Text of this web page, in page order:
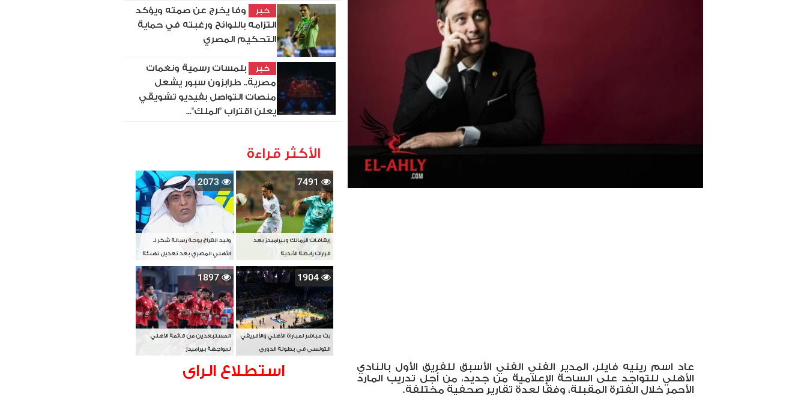
عاد اسم رينيه فايلر، المدير الفني الفني الأسبق للفريق الأول بالنادي
الأهلي للتواجد على الساحة الإعلامية من جديد، من أجل تدريب المارد
الأحمر خلال الفترة المقبلة، وفقًا لعدة تقارير صحفية مختلفة.
خبر
وفا يخرج عن صمته ويؤكد
التزامه باللوائح ورغبته في حماية
التحكيم المصري
خبر
بلمسات رسمية ونغمات
مصرية.. طرابزون سبور يشعل
منصات التواصل بفيديو تشويقي
يعلن اقتراب "الملك"...
الأكثر قراءة
7491
إيقافات الزمالك وبيراميدز بعد
قرارات رابطة الأندية
2073
وليد الفراج يوجه رسالة شكر لـ
الأهلي المصري بعد تعديل تهنئة
بطل آسيا
1904
بث مباشر لمباراة الأهلي والأفريقي
التونسي في بطولة الدوري
1897
المستبعدين من قائمة الأهلي
لمواجهة بيراميدز
استطلاع الراى